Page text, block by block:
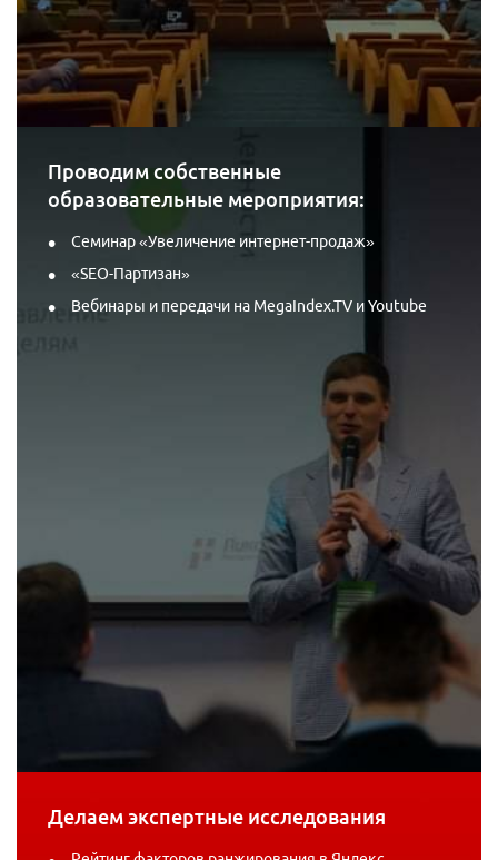
Проводим собственные
образовательные мероприятия:
Семинар «Увеличение интернет-продаж»
«SEO-Партизан»
Вебинары и передачи на MegaIndex.TV и Youtube
Делаем экспертные исследования